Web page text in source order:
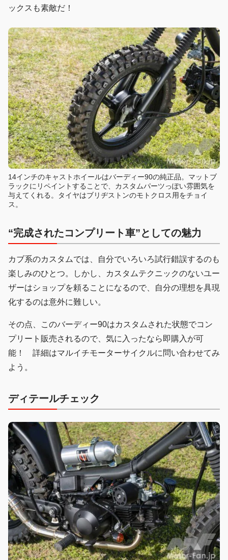
ックスも素敵だ！
14インチのキャストホイールはバーディー90の純正品。マットブ
ラックにリペイントすることで、カスタムパーツっぽい雰囲気を
与えてくれる。タイヤはブリヂストンのモトクロス用をチョイ
ス。
“完成されたコンプリート車”としての魅力
カブ系のカスタムでは、自分でいろいろ試行錯誤するのも
楽しみのひとつ。しかし、カスタムテクニックのないユー
ザーはショップを頼ることになるので、自分の理想を具現
化するのは意外に難しい。
その点、このバーディー90はカスタムされた状態でコン
プリート販売されるので、気に入ったなら即購入が可
能！ 詳細はマルイチモーターサイクルに問い合わせてみ
よう。
ディテールチェック